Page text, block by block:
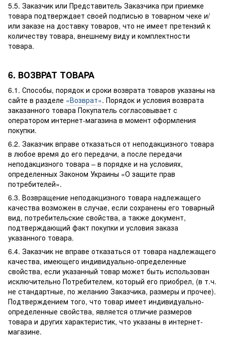
5.5. Заказчик или Представитель Заказчика при приемке
товара подтверждает своей подписью в товарном чеке и/
или заказе на доставку товаров, что не имеет претензий к
количеству товара, внешнему виду и комплектности
товара.
6. ВОЗВРАТ ТОВАРА
6.1. Способы, порядок и сроки возврата товаров указаны на
сайте в разделе «Возврат». Порядок и условия возврата
заказанного товара Покупатель согласовывает с
оператором интернет-магазина в момент оформления
покупки.
6.2. Заказчик вправе отказаться от неподакцизного товара
в любое время до его передачи, а после передачи
неподакцизного товара – в порядке и на условиях,
определенных Законом Украины «О защите прав
потребителей».
6.3. Возвращение неподакцизного товара надлежащего
качества возможен в случае, если сохранены его товарный
вид, потребительские свойства, а также документ,
подтверждающий факт покупки и условия заказа
указанного товара.
6.4. Заказчик не вправе отказаться от товара надлежащего
качества, имеющего индивидуально-определенные
свойства, если указанный товар может быть использован
исключительно Потребителем, который его приобрел, (в т.ч.
не стандартные, по желанию Заказчика, размеры и прочее).
Подтверждением того, что товар имеет индивидуально-
определенные свойства, является отличие размеров
товара и других характеристик, что указаны в интернет-
магазине.